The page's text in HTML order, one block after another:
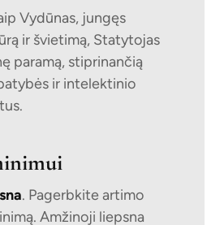
Vydūnas, jungęs
ir švietimą, Statytojas
paramą, stiprinančią
ir intelektinio
. Pagerbkite artimo
Amžinoji liepsna